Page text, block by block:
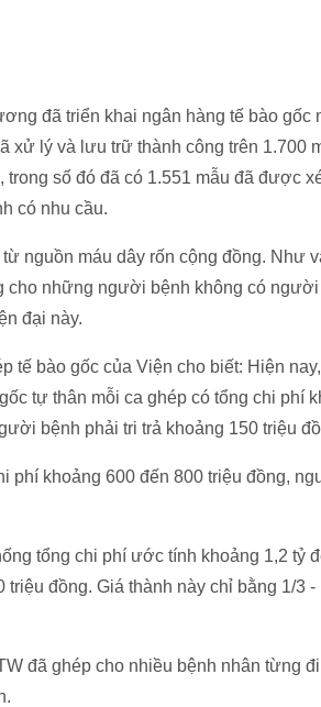
đã triển khai ngân hàng tế bào gốc
xử lý và lưu trữ thành công trên 1.700
số đó đã có 1.551 mẫu đã được
có nhu cầu.
nguồn máu dây rốn cộng đồng. Như
cho những người bệnh không có
đại này.
tế bào gốc của Viện cho biết: Hiện
tự thân mỗi ca ghép có tổng chi phí
bệnh phải tri trả khoảng 150 triệu
khoảng 600 đến 800 triệu đồng,
tổng chi phí ước tính khoảng 1,2 tỷ
đồng. Giá thành này chỉ bằng 1/3
đã ghép cho nhiều bệnh nhân từng